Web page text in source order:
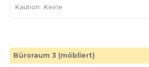
Kaution: Keine
Büroraum 3 (möbliert)